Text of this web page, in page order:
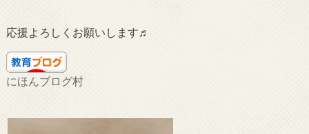
応援よろしくお願いします♬
にほんブログ村